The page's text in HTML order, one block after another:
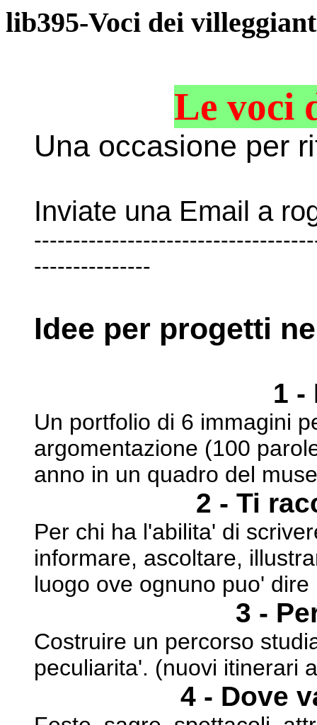
lib395-Voci dei
Le voci
Una occasione per
Inviate una Email a
---------------
Idee per progetti
1 -
Un portfolio di 6 immagini
argomentazione (100
anno in un quadro del
2 - Ti
Per chi ha l'abilita' di
informare, ascoltare,
luogo ove ognuno puo'
3 -
Costruire un percorso
peculiarita'. (nuovi itinerari
4 - Dove